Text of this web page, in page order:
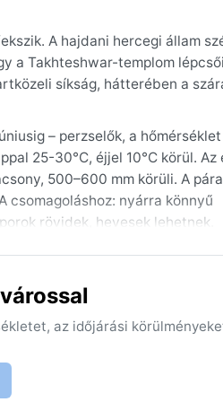
A hajdani hercegi állam
a Takhteshwar-templom
síkság, hátterében a
– perzselők, a
25-30°C, éjjel 10°C körül. Az
500–600 mm körüli. A
csomagoláshoz: nyárra könnyű
rövidek, hevesek lehetnek.
az éjszakák hűvösek. A
Bhavnagar
azé a város.
az időjárási